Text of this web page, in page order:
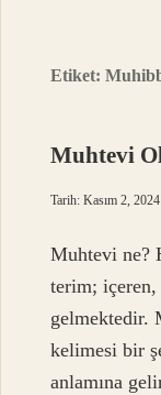
Etiket:
Muhtevi
Tarih: Kasım 2, 2024
Muhtevi ne?
terim; içeren,
gelmektedir.
kelimesi bir
anlamına